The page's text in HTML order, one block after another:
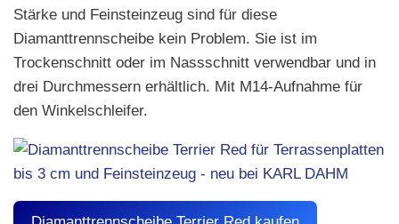
Stärke und Feinsteinzeug sind für diese
Diamanttrennscheibe kein Problem. Sie ist im
Trockenschnitt oder im Nassschnitt verwendbar und in
drei Durchmessern erhältlich. Mit M14-Aufnahme für
den Winkelschleifer.